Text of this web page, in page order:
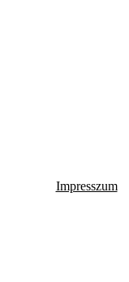
Impresszum